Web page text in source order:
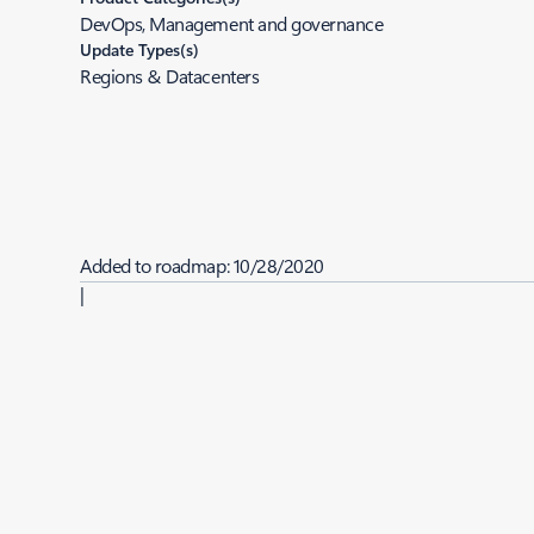
DevOps, Management and governance
Update Types(s)
Regions & Datacenters
Added to roadmap:10/28/2020
|